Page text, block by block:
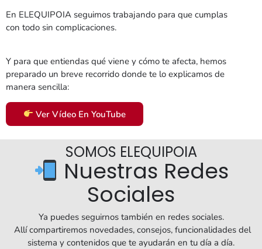
En ELEQUIPOIA seguimos trabajando para que cumplas
con todo sin complicaciones.
Y para que entiendas qué viene y cómo te afecta, hemos
preparado un breve recorrido donde te lo explicamos de
manera sencilla:
Ver Vídeo En YouTube
SOMOS ELEQUIPOIA
Nuestras Redes
Sociales
Ya puedes seguirnos también en redes sociales.
Allí compartiremos novedades, consejos, funcionalidades del
sistema y contenidos que te ayudarán en tu día a día.